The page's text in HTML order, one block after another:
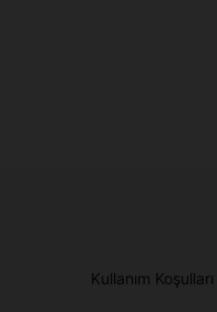
Kullanım Koşulları